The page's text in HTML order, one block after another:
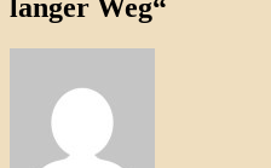
langer Weg“